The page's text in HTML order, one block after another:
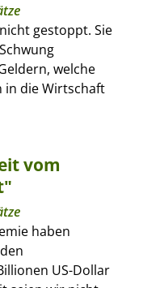
gestoppt. Sie
welche
in die Wirtschaft
vom
haben
US-Dollar